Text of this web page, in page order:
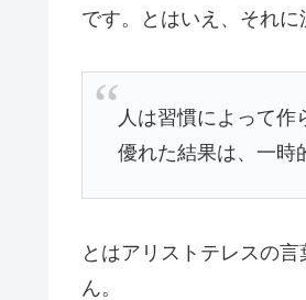
です。とはいえ、それに
人は習慣によって作
優れた結果は、一時
とはアリストテレスの
ん。